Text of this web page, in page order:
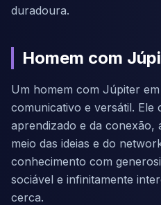
duradoura.
Homem com
Um homem com Júpiter
comunicativo e versátil. Ele
aprendizado e da
meio das ideias e do
conhecimento com
sociável e infinitamente
cerca.